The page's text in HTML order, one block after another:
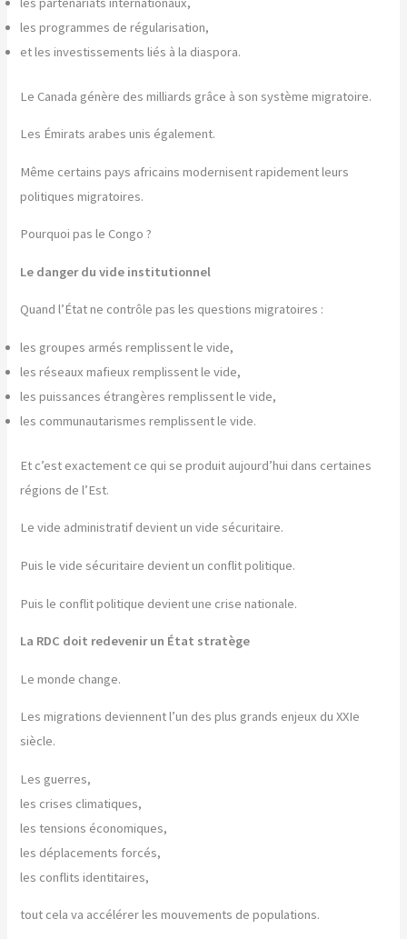
les programmes de régularisation,
et les investissements liés à la diaspora.
Le Canada génère des milliards grâce à son système migratoire.
Les Émirats arabes unis également.
Même certains pays africains modernisent rapidement leurs
politiques migratoires.
Pourquoi pas le Congo ?
Le danger du vide institutionnel
Quand l’État ne contrôle pas les questions migratoires :
les groupes armés remplissent le vide,
les réseaux mafieux remplissent le vide,
les puissances étrangères remplissent le vide,
les communautarismes remplissent le vide.
Et c’est exactement ce qui se produit aujourd’hui dans certaines
régions de l’Est.
Le vide administratif devient un vide sécuritaire.
Puis le vide sécuritaire devient un conflit politique.
Puis le conflit politique devient une crise nationale.
La RDC doit redevenir un État stratège
Le monde change.
Les migrations deviennent l’un des plus grands enjeux du XXIe
siècle.
Les guerres,
les crises climatiques,
les tensions économiques,
les déplacements forcés,
les conflits identitaires,
tout cela va accélérer les mouvements de populations.